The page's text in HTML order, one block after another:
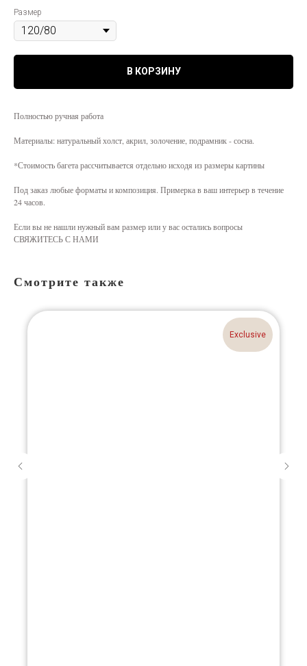
Размер
В КОРЗИНУ
Полностью ручная работа
Материалы: натуральный холст, акрил, золочение, подрамник - сосна.
*Стоимость багета рассчитывается отдельно исходя из размеры картины
Под заказ любые форматы и композиция. Примерка в ваш интерьер в течение
24 часов.
Если вы не нашли нужный вам размер или у вас остались вопросы
СВЯЖИТЕСЬ С НАМИ
Смотрите также
Exclusive